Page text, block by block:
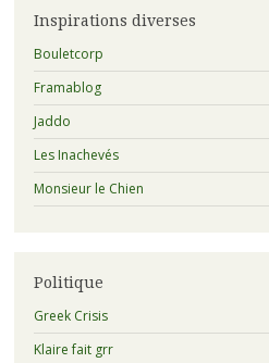
Inspirations diverses
Bouletcorp
Framablog
Jaddo
Les Inachevés
Monsieur le Chien
Politique
Greek Crisis
Klaire fait grr